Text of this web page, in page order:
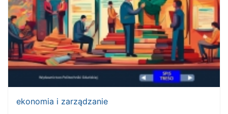
ekonomia i zarządzanie